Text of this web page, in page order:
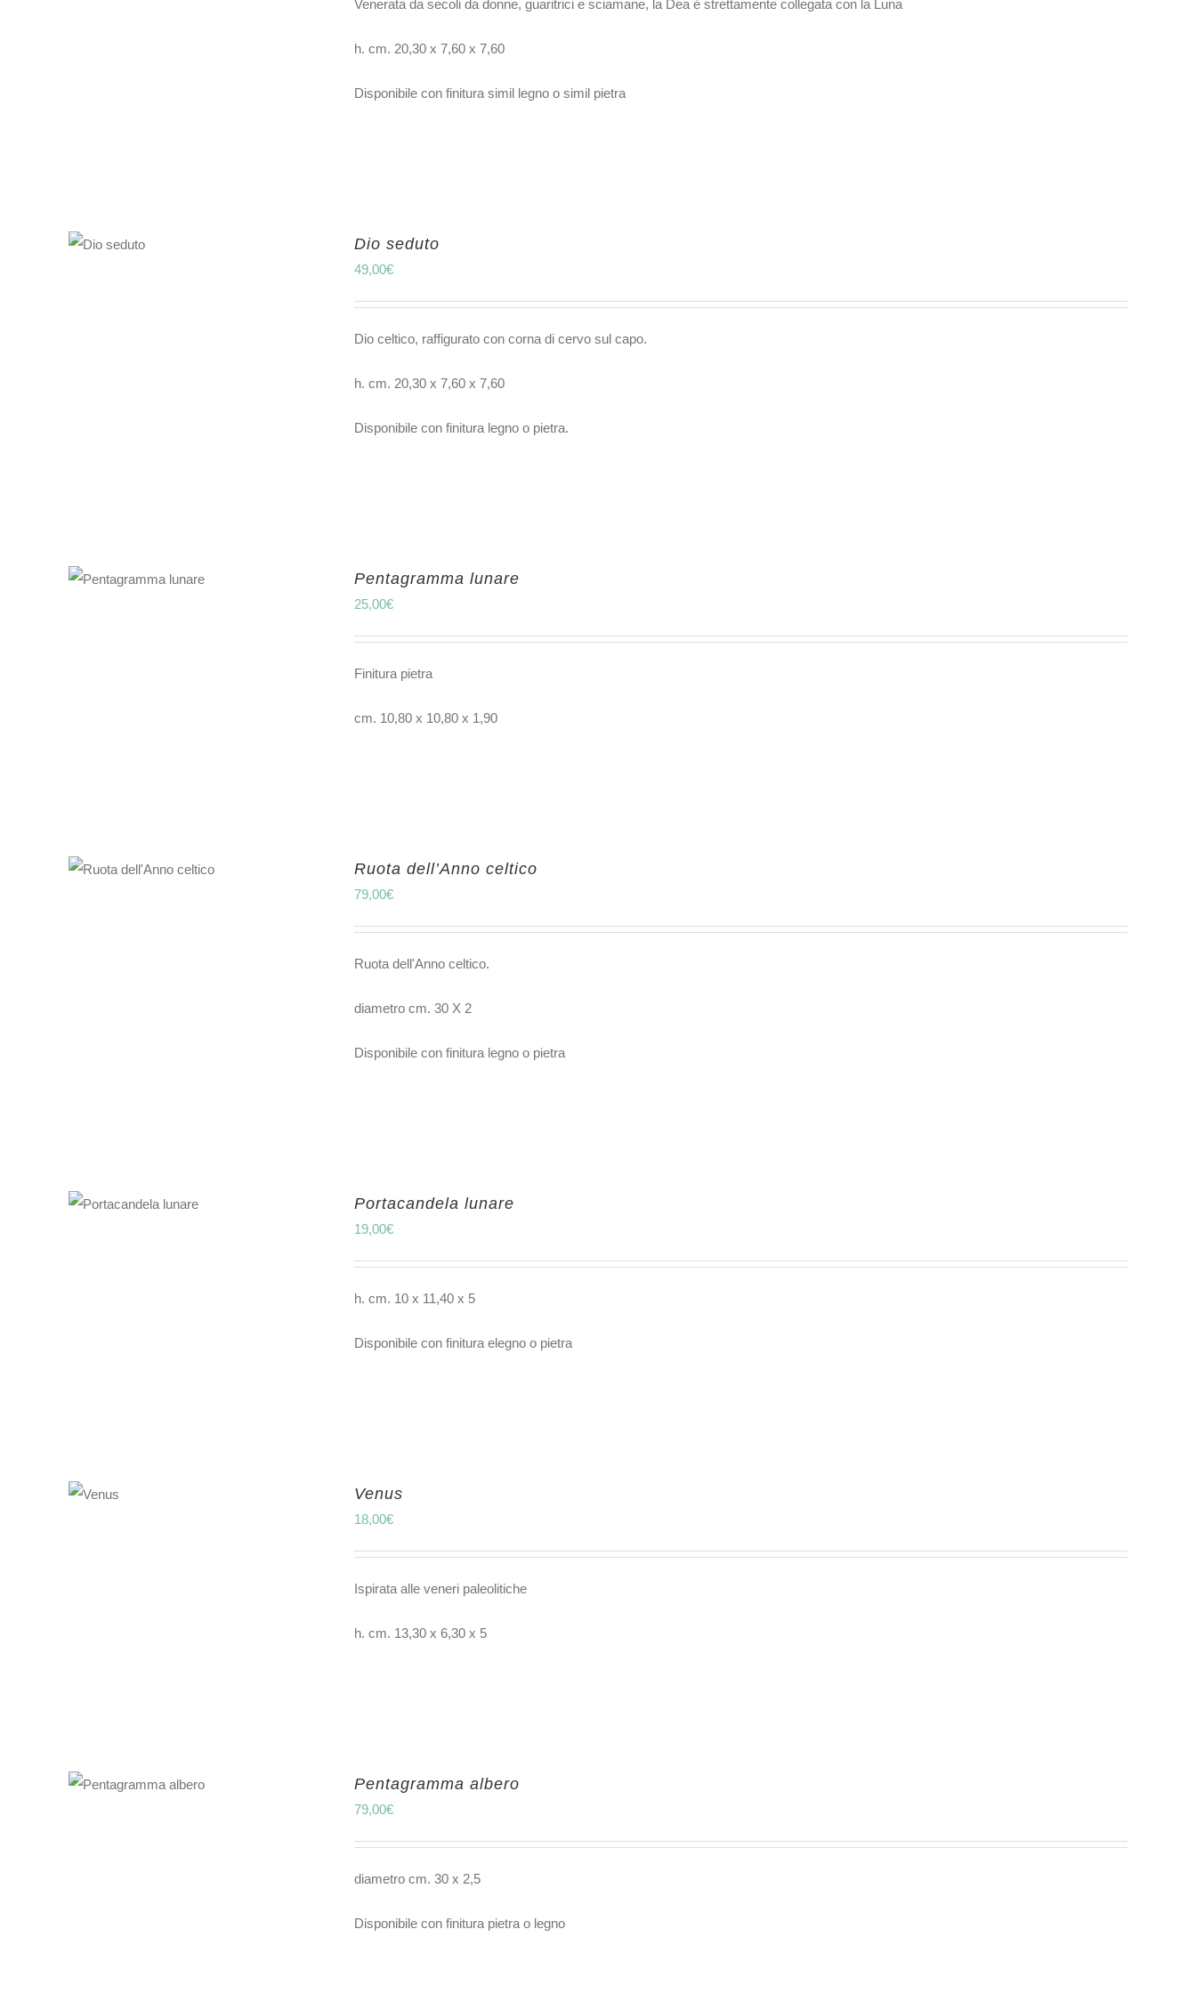
Venerata da secoli da donne, guaritrici e sciamane, la Dea è strettamente collegata con la Luna
h. cm. 20,30 x 7,60 x 7,60
Disponibile con finitura simil legno o simil pietra
Dio seduto
49,00€
Dio celtico, raffigurato con corna di cervo sul capo.
h. cm. 20,30 x 7,60 x 7,60
Disponibile con finitura legno o pietra.
CARRELLO
Pentagramma lunare
25,00€
Finitura pietra
cm. 10,80 x 10,80 x 1,90
Ruota dell’Anno celtico
79,00€
Ruota dell'Anno celtico.
diametro cm. 30 X 2
Disponibile con finitura legno o pietra
Portacandela lunare
19,00€
h. cm. 10 x 11,40 x 5
Disponibile con finitura elegno o pietra
CARRELLO
Venus
18,00€
Ispirata alle veneri paleolitiche
h. cm. 13,30 x 6,30 x 5
CARRELLO
Pentagramma albero
79,00€
diametro cm. 30 x 2,5
Disponibile con finitura pietra o legno